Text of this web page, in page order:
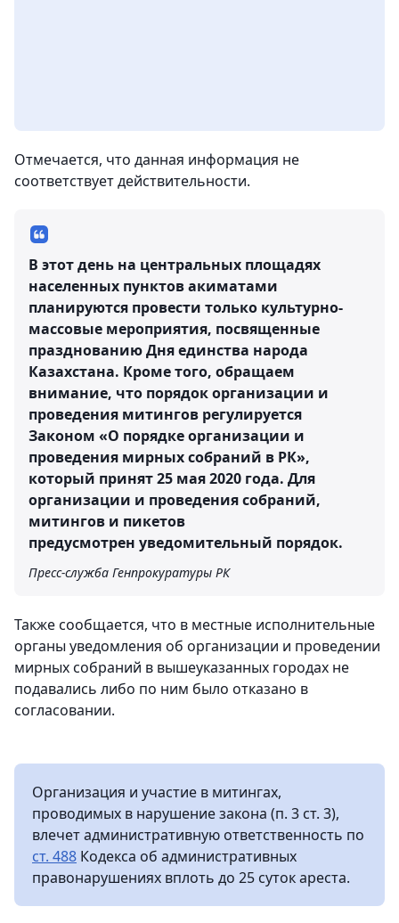
Отмечается, что данная информация не
соответствует действительности.
В этот день на центральных площадях
населенных пунктов акиматами
планируются провести только культурно-
массовые мероприятия, посвященные
празднованию Дня единства народа
Казахстана. Кроме того, обращаем
внимание, что порядок организации и
проведения митингов регулируется
Законом «О порядке организации и
проведения мирных собраний в РК»,
который принят 25 мая 2020 года. Для
организации и проведения собраний,
митингов и пикетов
предусмотрен уведомительный порядок.
Пресс-служба Генпрокуратуры РК
Также сообщается, что в местные исполнительные
органы уведомления об организации и проведении
мирных собраний в вышеуказанных городах не
подавались либо по ним было отказано в
согласовании.
Организация и участие в митингах,
проводимых в нарушение закона (п. 3 ст. 3),
влечет административную ответственность по
ст. 488 Кодекса об административных
правонарушениях вплоть до 25 суток ареста.